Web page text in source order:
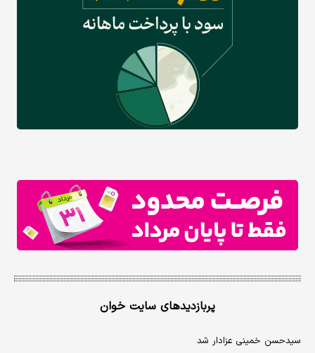
پربازدیدهای سایت خوان
سیدحسن خمینی عزادار شد